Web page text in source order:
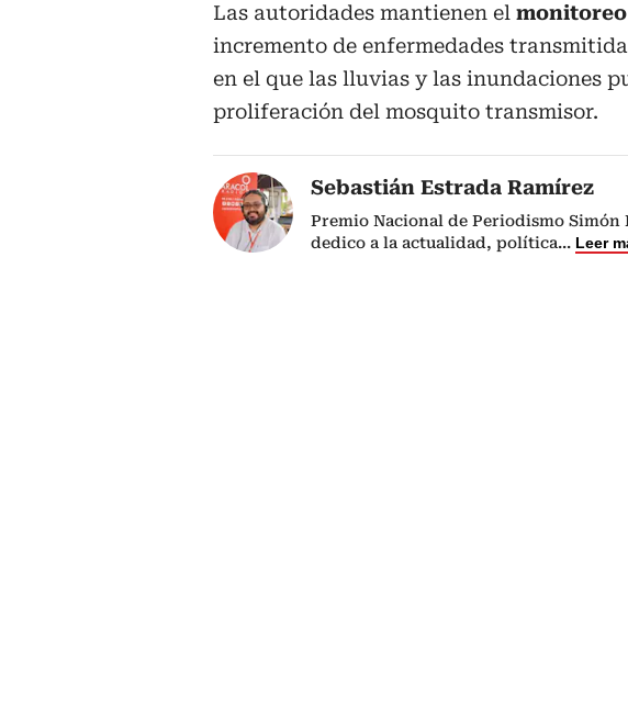
Las autoridades mantienen el
incremento de enfermedades
en el que las lluvias y las inundaciones
proliferación del mosquito transmisor.
Sebastián Estrada Ramírez
Premio Nacional de Periodismo
dedico a la actualidad, política... Leer